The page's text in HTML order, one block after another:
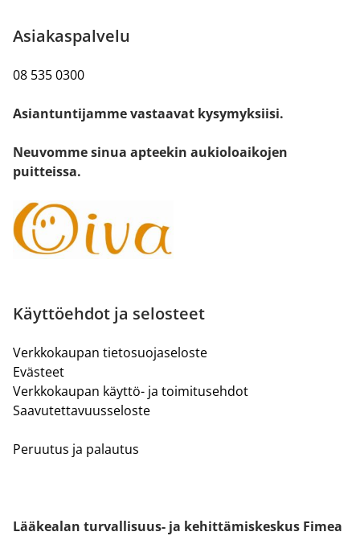
Asiakaspalvelu
08 535 0300
Asiantuntijamme vastaavat kysymyksiisi.
Neuvomme sinua apteekin aukioloaikojen
puitteissa.
Käyttöehdot ja selosteet
Verkkokaupan tietosuojaseloste
Evästeet
Verkkokaupan käyttö- ja toimitusehdot
Saavutettavuusseloste
Peruutus ja palautus
Lääkealan turvallisuus- ja kehittämiskeskus Fimea